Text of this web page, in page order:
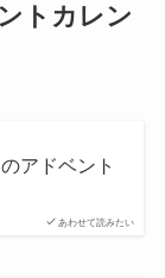
トカレン
あわせて読みたい
アドベント